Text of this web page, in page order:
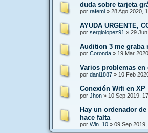
duda sobre tarjeta
por rafemi » 28 Ago 2020,
AYUDA URGENTE,
por sergiolopez91 » 29
Audition 3 me graba
por Coronda » 19 Mar
Varios problemas
por dani1887 » 10 Feb
Conexión Wifi en XP
por Jhon » 10 Sep 2019,
Hay un ordenador
hace falta
por Win_10 » 09 Sep